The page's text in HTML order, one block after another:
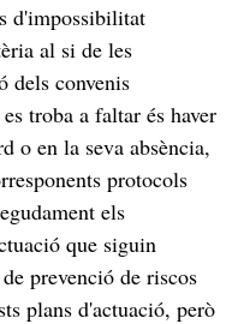
d'impossibilitat
al si de les
dels convenis
troba a faltar és haver
o en la seva absència,
protocols
els
que siguin
prevenció de riscos
plans d'actuació, però